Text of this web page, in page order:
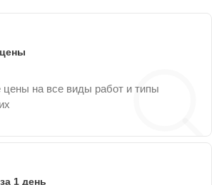
цены на все виды работ и типы
1 день